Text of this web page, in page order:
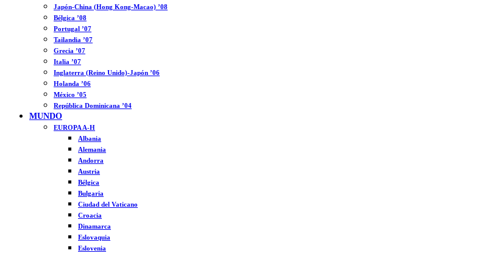
Japón-China (Hong Kong-Macao) ’08
Bélgica ’08
Portugal ’07
Tailandia ’07
Grecia ’07
Italia ’07
Inglaterra (Reino Unido)-Japón ’06
Holanda ’06
México ’05
República Dominicana ’04
MUNDO
EUROPA A-H
Albania
Alemania
Andorra
Austria
Bélgica
Bulgaria
Ciudad del Vaticano
Croacia
Dinamarca
Eslovaquia
Eslovenia